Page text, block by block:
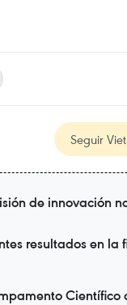
Seguir
de innovación
resultados en la
Científico